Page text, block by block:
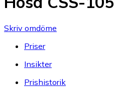
Skriv omdöme
Priser
Insikter
Prishistorik